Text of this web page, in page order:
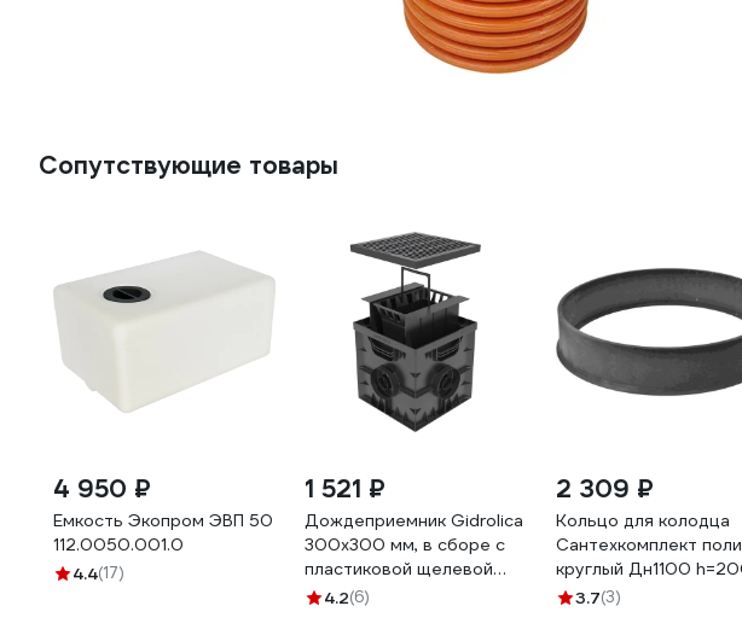
Сопутствующие товары
4 950 ₽
Емкость Экопром ЭВП 50
112.0050.001.0
4.4(17)
1 521 ₽
Дождеприемник Gidrolica
300х300 мм, в сборе с
пластиковой щелевой
решеткой под трубу Ø
4.2(6)
2 309 ₽
Кольцо для колодца
Сантехкомплект
круглый Дн1100
38кг 250кН 004-1672
3.7(3)